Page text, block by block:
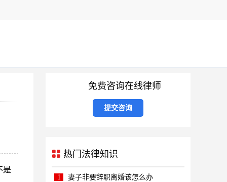
是
免费咨询在线律师
热门法律知识
1 妻子非要辞职离婚该怎么办